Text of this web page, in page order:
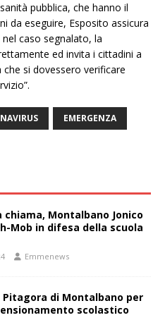
pubblica, che hanno il
da eseguire, Esposito assicura
caso segnalato, la
ed invita i cittadini a
si dovessero verificare
EMERGENZA
chiama, Montalbano Jonico
Mob in difesa della scuola
Emmenews
Pitagora di Montalbano per
scolastico